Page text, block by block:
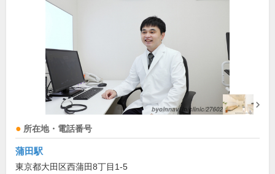
所在地・電話番号
蒲田駅
東京都大田区西蒲田8丁目1-5